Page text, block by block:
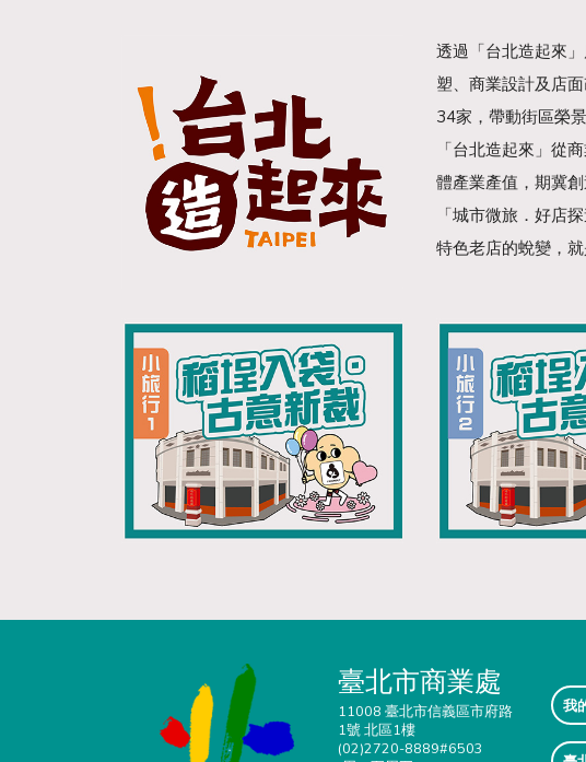
透過「台北造起來
塑、商業設計及店
34家，帶動街區榮
「台北造起來」從
體產業產值，期冀
「城市微旅．好店
特色老店的蛻變，就
臺北市商業處
11008 臺北市信義區市府路
1號 北區1樓
(02)2720-8889#6503
我